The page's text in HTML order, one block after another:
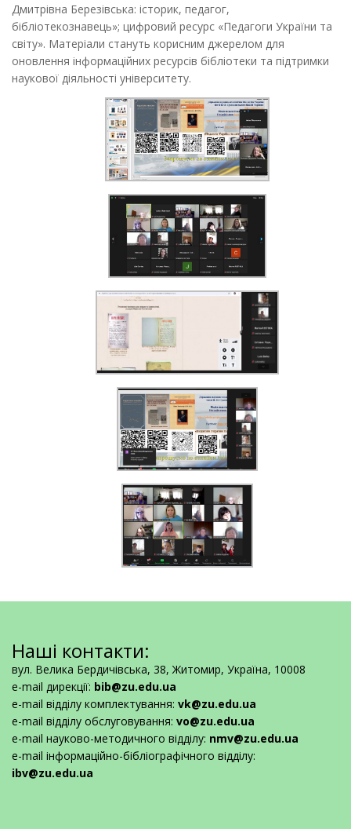
Дмитрівна Березівська: історик, педагог,
бібліотекознавець»; цифровий ресурс «Педагоги України та
світу». Матеріали стануть корисним джерелом для
оновлення інформаційних ресурсів бібліотеки та підтримки
наукової діяльності університету.
Наші контакти:
вул. Велика Бердичівська, 38, Житомир, Україна, 10008
e-mail дирекції: bib@zu.edu.ua
e-mail відділу комплектування: vk@zu.edu.ua
e-mail відділу обслуговування: vo@zu.edu.ua
e-mail науково-методичного відділу: nmv@zu.edu.ua
e-mail інформаційно-бібліографічного відділу:
ibv@zu.edu.ua